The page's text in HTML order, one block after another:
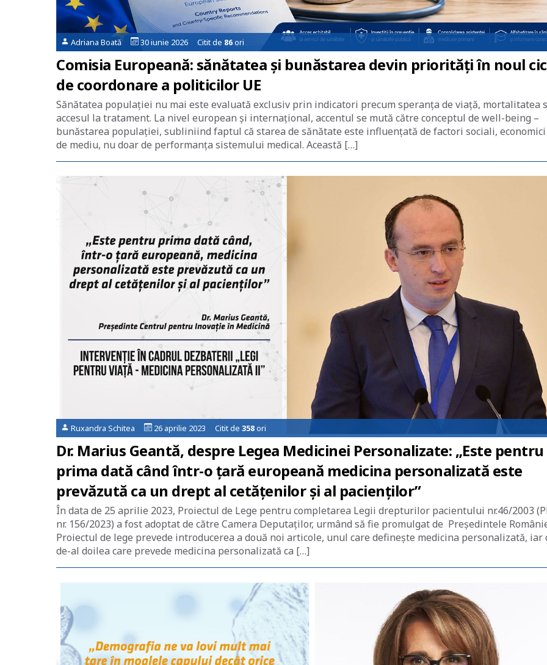
Adriana Boată 30 iunie 2026 Citit de 86ori
Comisia Europeană: sănătatea și bunăstarea devin priorități în noul
de coordonare a politicilor UE
Sănătatea populației nu mai este evaluată exclusiv prin indicatori precum speranța de viață, mortalitatea
accesul la tratament. La nivel european și internațional, accentul se mută către conceptul de well-being –
bunăstarea populației, subliniind faptul că starea de sănătate este influențată de factori sociali,
de mediu, nu doar de performanța sistemului medical. Această […]
Ruxandra Schitea 26 aprilie 2023 Citit de 358ori
Dr. Marius Geantă, despre Legea Medicinei Personalizate: „Este pentru
prima dată când într-o țară europeană medicina personalizată este
prevăzută ca un drept al cetățenilor și al pacienților”
În data de 25 aprilie 2023, Proiectul de Lege pentru completarea Legii drepturilor pacientului nr.46/2003
nr. 156/2023) a fost adoptat de către Camera Deputaților, urmând să fie promulgat de Preşedintele
Proiectul de lege prevede introducerea a două noi articole, unul care definește medicina personalizată, iar
de-al doilea care prevede medicina personalizată ca […]